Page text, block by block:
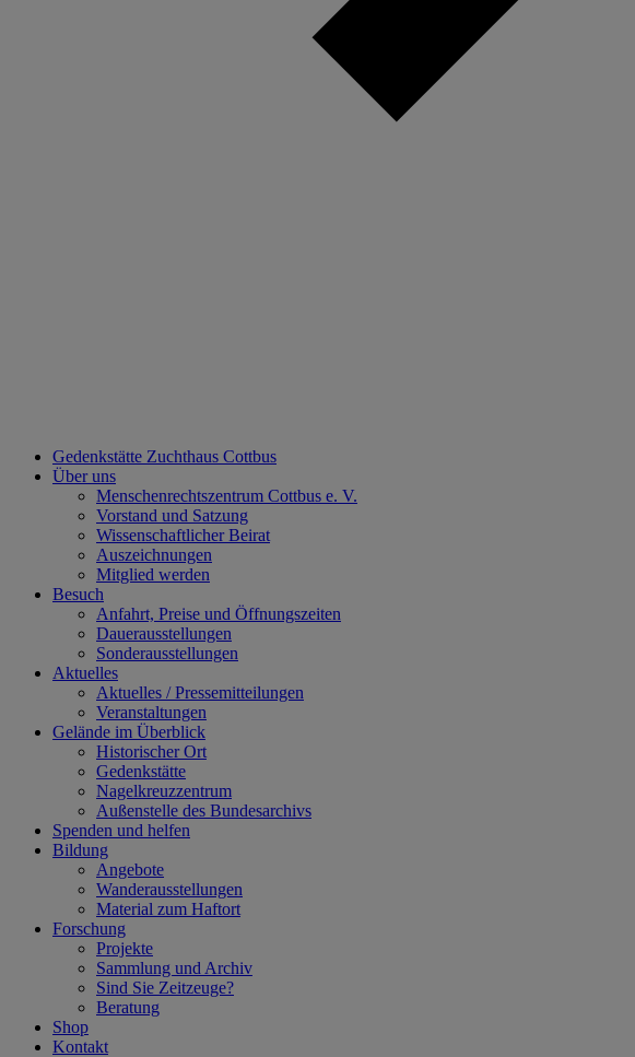
Gedenkstätte Zuchthaus Cottbus
Über uns
Menschenrechtszentrum Cottbus e. V.
Vorstand und Satzung
Wissenschaftlicher Beirat
Auszeichnungen
Mitglied werden
Besuch
Anfahrt, Preise und Öffnungszeiten
Dauerausstellungen
Sonderausstellungen
Aktuelles
Aktuelles / Pressemitteilungen
Veranstaltungen
Gelände im Überblick
Historischer Ort
Gedenkstätte
Nagelkreuzzentrum
Außenstelle des Bundesarchivs
Spenden und helfen
Bildung
Angebote
Wanderausstellungen
Material zum Haftort
Forschung
Projekte
Sammlung und Archiv
Sind Sie Zeitzeuge?
Beratung
Shop
Kontakt